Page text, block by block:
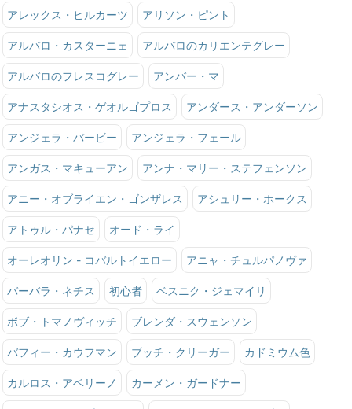
アレックス・ヒルカーツ アリソン・ピント
アルバロ・カスターニェ アルバロのカリエンテグレー
アルバロのフレスコグレー アンバー・マ
アナスタシオス・ゲオルゴプロス アンダース・アンダーソン
アンジェラ・バービー アンジェラ・フェール
アンガス・マキューアン アンナ・マリー・ステフェンソン
アニー・オブライエン・ゴンザレス アシュリー・ホークス
アトゥル・パナセ オード・ライ
オーレオリン - コバルトイエロー アニャ・チュルパノヴァ
バーバラ・ネチス 初心者 ベスニク・ジェマイリ
ボブ・トマノヴィッチ ブレンダ・スウェンソン
バフィー・カウフマン ブッチ・クリーガー カドミウム色
カルロス・アベリーノ カーメン・ガードナー